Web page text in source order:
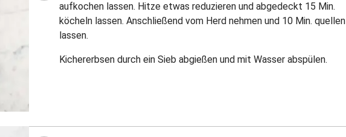
aufkochen lassen. Hitze etwas reduzieren und abgedeckt 15 Min.
köcheln lassen. Anschließend vom Herd nehmen und 10 Min. quellen
lassen.
Kichererbsen durch ein Sieb abgießen und mit Wasser abspülen.